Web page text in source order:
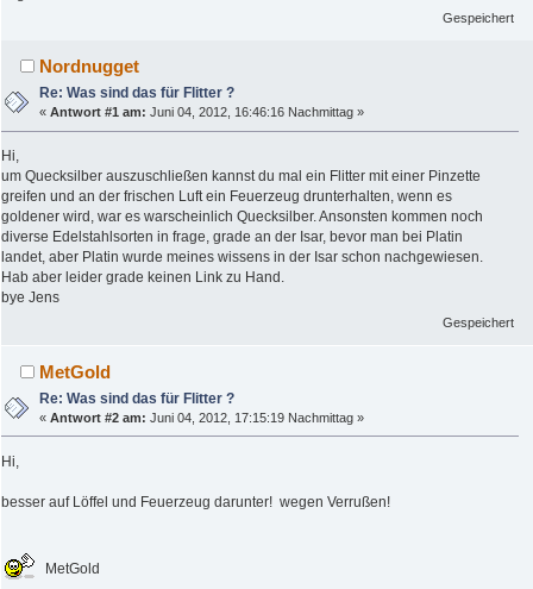
Gespeichert
Nordnugget
Re: Was sind das für Flitter ?
«Antwort #1 am: Juni 04, 2012, 16:46:16 Nachmittag »
Hi,
um Quecksilber auszuschließen kannst du mal ein Flitter mit einer Pinzette
greifen und an der frischen Luft ein Feuerzeug drunterhalten, wenn es
goldener wird, war es warscheinlich Quecksilber. Ansonsten kommen noch
diverse Edelstahlsorten in frage, grade an der Isar, bevor man bei Platin
landet, aber Platin wurde meines wissens in der Isar schon nachgewiesen.
Hab aber leider grade keinen Link zu Hand.
bye Jens
Gespeichert
MetGold
Re: Was sind das für Flitter ?
«Antwort #2 am: Juni 04, 2012, 17:15:19 Nachmittag »
Hi,
besser auf Löffel und Feuerzeug darunter! wegen Verrußen!
MetGold